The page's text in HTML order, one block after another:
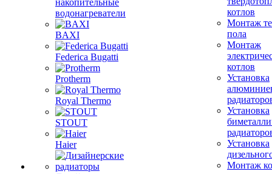
накопительные
водонагреватели
BAXI
Federica Bugatti
Protherm
Royal Thermo
STOUT
Haier
котлов
Монтаж
пола
Монтаж
котлов
Установка
Установка
Установка
Монтаж